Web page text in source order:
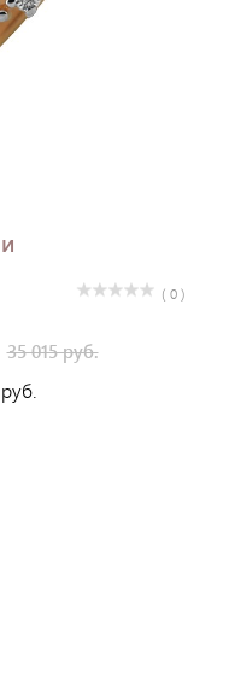
( 0 )
35 015 руб.